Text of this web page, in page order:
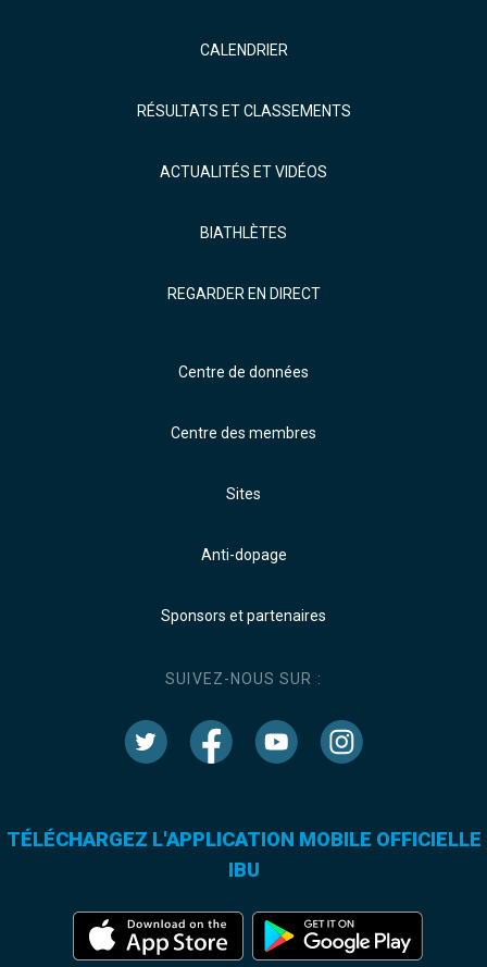
CALENDRIER
RÉSULTATS ET CLASSEMENTS
ACTUALITÉS ET VIDÉOS
BIATHLÈTES
REGARDER EN DIRECT
Centre de données
Centre des membres
Sites
Anti-dopage
Sponsors et partenaires
SUIVEZ-NOUS SUR :
TÉLÉCHARGEZ L'APPLICATION MOBILE OFFICIELLE
IBU